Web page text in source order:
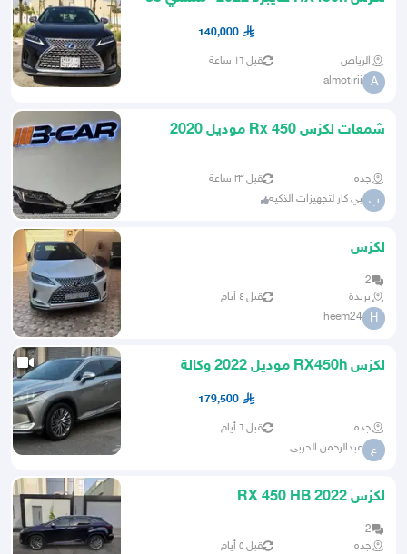
140,000
الرياض قبل ١٦ ساعة
A
almotirii
شمعات لكزس Rx 450 موديل 2020
جده قبل ٢٣ ساعة
ب بي كار لتجهيزات الذكيه
لكزس
2
بريدة
قبل ٤ أيام
H
heem24
لكزس RX450h موديل 2022 وكالة
179,500
جده قبل ٦ أيام
ع عبدالرحمن الحربى
لكزس RX 450 HB 2022
2
جده
قبل ٥ أيام